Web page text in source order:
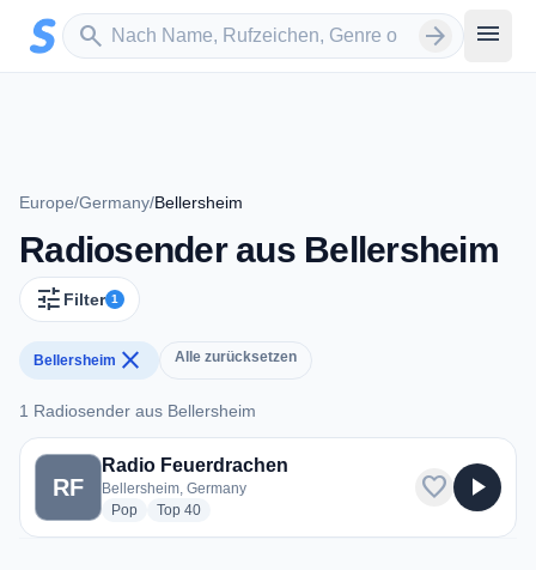
Zum Hauptinhalt springen
search
Sender suchen arrow_forward menu
Europe/Germany/Bellersheim
Radiosender aus Bellersheim
tune Filter 1
Bellersheim close Alle zurücksetzen
1 Radiosender aus Bellersheim
1 Radiosender aus Bellersheim
RF
Radio Feuerdrachen
Bellersheim, Germany
Popradio stations
Top 40radio stations
favorite play_arrow